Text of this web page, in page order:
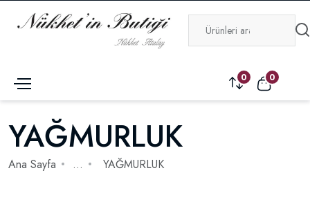
0 0
YAĞMURLUK
Ana Sayfa ... YAĞMURLUK